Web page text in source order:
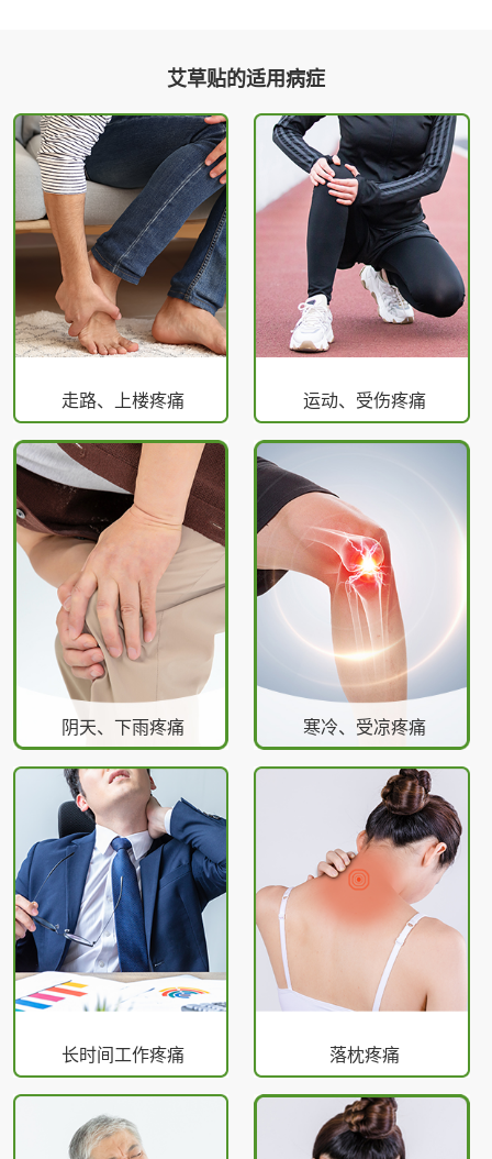
艾草贴的适用病症
走路、上楼疼痛 运动、受伤疼痛
阴天、下雨疼痛 寒冷、受凉疼痛
长时间工作疼痛 落枕疼痛